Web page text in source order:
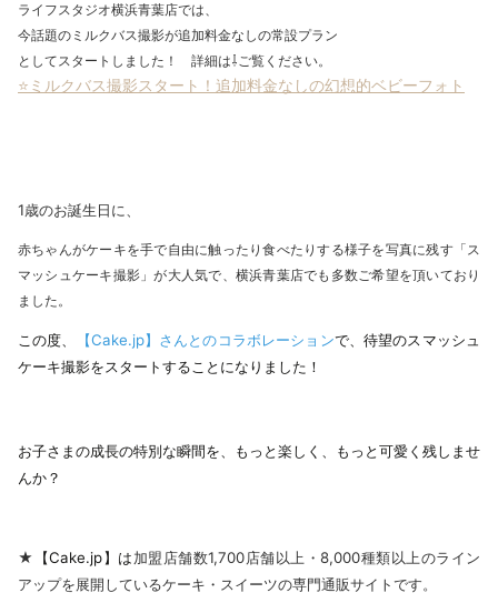
ライフスタジオ横浜青葉店では、
今話題のミルクバス撮影が追加料金なしの常設プラン
としてスタートしました！ 詳細は⇩ご覧ください。
⭐ミルクバス撮影スタート！追加料金なしの幻想的ベビーフォト
1歳のお誕生日に、
赤ちゃんがケーキを手で自由に触ったり食べたりする様子を写真に残す「ス
マッシュケーキ撮影」が大人気で、横浜青葉店でも多数ご希望を頂いており
ました。
この度、 【Cake.jp】さんとのコラボレーションで、待望のスマッシュ
ケーキ撮影をスタートすることになりました！
お子さまの成長の特別な瞬間を、もっと楽しく、もっと可愛く残しませ
んか？
★ 【Cake.jp】は加盟店舗数1,700店舗以上・8,000種類以上のライン
アップを展開しているケーキ・スイーツの専門通販サイトです。